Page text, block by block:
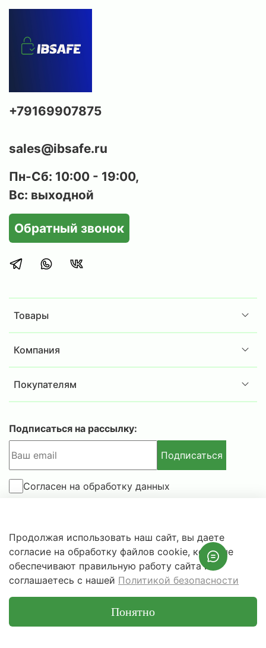
Товары
Компания
Покупателям
+79169907875
sales@ibsafe.ru
Пн-Сб: 10:00 - 19:00,
Вс: выходной
Обратный звонок
Подписаться на рассылку:
Подписаться
Согласен на обработку данных
© 2025-2026 IBSAFE.RU – Интернет-магазин сейфов и
металлической мебели.
Информация о розничных ценах, технических
характеристиках, наличии на складе носит справочный
характер и не является публичной офертой.
Продолжая использовать наш сайт, вы даете
согласие на обработку файлов cookie, которые
обеспечивают правильную работу сайта и
соглашаетесь с нашей Политикой безопасности
Понятно